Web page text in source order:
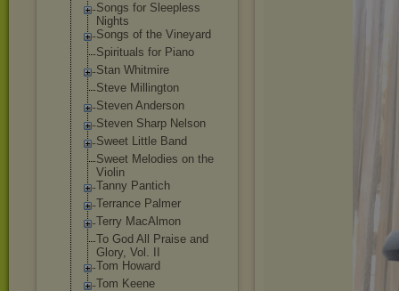
Songs for Sleepless
Nights
Songs of the Vineyard
Spirituals for Piano
Stan Whitmire
Steve Millington
Steven Anderson
Steven Sharp Nelson
Sweet Little Band
Sweet Melodies on the
Violin
Tanny Pantich
Terrance Palmer
Terry MacAlmon
To God All Praise and
Glory, Vol. II
Tom Howard
Tom Keene